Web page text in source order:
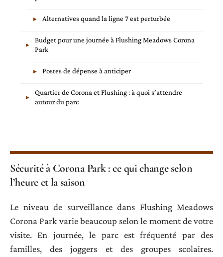
Alternatives quand la ligne 7 est perturbée
Budget pour une journée à Flushing Meadows Corona
Park
Postes de dépense à anticiper
Quartier de Corona et Flushing : à quoi s’attendre
autour du parc
Sécurité à Corona Park : ce qui change selon
l’heure et la saison
Le niveau de surveillance dans Flushing Meadows
Corona Park varie beaucoup selon le moment de votre
visite. En journée, le parc est fréquenté par des
familles, des joggers et des groupes scolaires.